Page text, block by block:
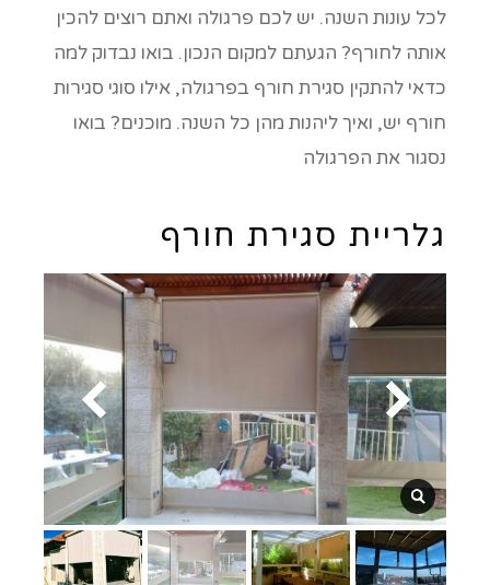
לכל עונות השנה. יש לכם פרגולה ואתם רוצים להכין
אותה לחורף? הגעתם למקום הנכון. בואו נבדוק למה
כדאי להתקין סגירת חורף בפרגולה, אילו סוגי סגירות
חורף יש, ואיך ליהנות מהן כל השנה. מוכנים? בואו
נסגור את הפרגולה
גלריית סגירת חורף